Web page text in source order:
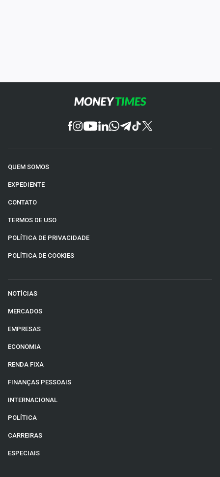
QUEM SOMOS
EXPEDIENTE
CONTATO
TERMOS DE USO
POLÍTICA DE PRIVACIDADE
POLÍTICA DE COOKIES
NOTÍCIAS
MERCADOS
EMPRESAS
ECONOMIA
RENDA FIXA
FINANÇAS PESSOAIS
INTERNACIONAL
POLÍTICA
CARREIRAS
ESPECIAIS